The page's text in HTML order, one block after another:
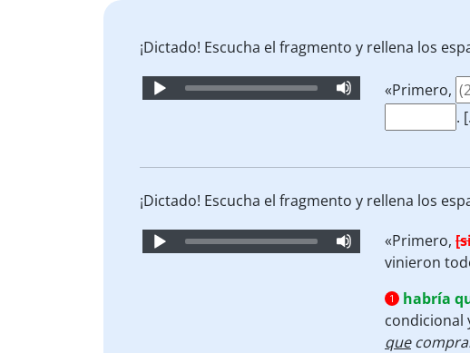
¡Dictado! Escucha el fragmento y rellena los
Audio
«Primero,
.
¡Dictado! Escucha el fragmento y rellena los
Audio
«Primero,
vinieron
1 habría
condicional
que